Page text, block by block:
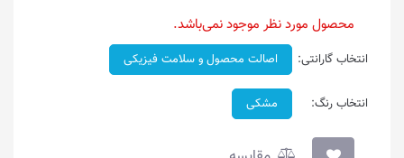
محصول مورد نظر موجود نمی‌باشد.
انتخاب گارانتی: اصالت محصول و سلامت فیزیکی
انتخاب رنگ: مشکی